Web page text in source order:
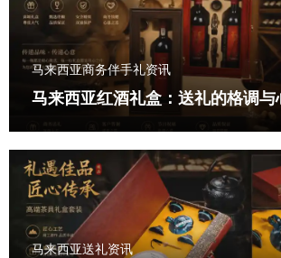
马来西亚商务伴手礼资讯
马来西亚红酒礼盒：送礼的格调与
马来西亚送礼资讯